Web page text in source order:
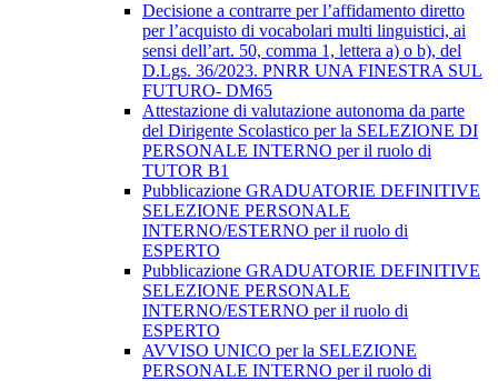
Decisione a contrarre per l’affidamento diretto
per l’acquisto di vocabolari multi linguistici, ai
sensi dell’art. 50, comma 1, lettera a) o b), del
D.Lgs. 36/2023. PNRR UNA FINESTRA SUL
FUTURO- DM65
Attestazione di valutazione autonoma da parte
del Dirigente Scolastico per la SELEZIONE DI
PERSONALE INTERNO per il ruolo di
TUTOR B1
Pubblicazione GRADUATORIE DEFINITIVE
SELEZIONE PERSONALE
INTERNO/ESTERNO per il ruolo di
ESPERTO
Pubblicazione GRADUATORIE DEFINITIVE
SELEZIONE PERSONALE
INTERNO/ESTERNO per il ruolo di
ESPERTO
AVVISO UNICO per la SELEZIONE
PERSONALE INTERNO per il ruolo di